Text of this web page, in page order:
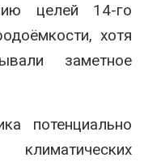
целей 14-го
хотя
заметное
потенциально